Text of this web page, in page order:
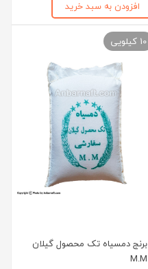
افزودن به سبد خرید
برنج دمسیاه تک محصول گیلان
M.M
10 کیلویی